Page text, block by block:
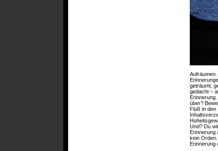
geträumt,
gedacht –
über?
Fluß in
Und? Du
kein
Erinnerung